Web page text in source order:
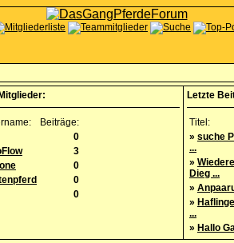
Beiträge:
0
3
0
0
0
Letzte
Titel:
» suche
...
»
Dieg ...
»
»
...
» Hallo